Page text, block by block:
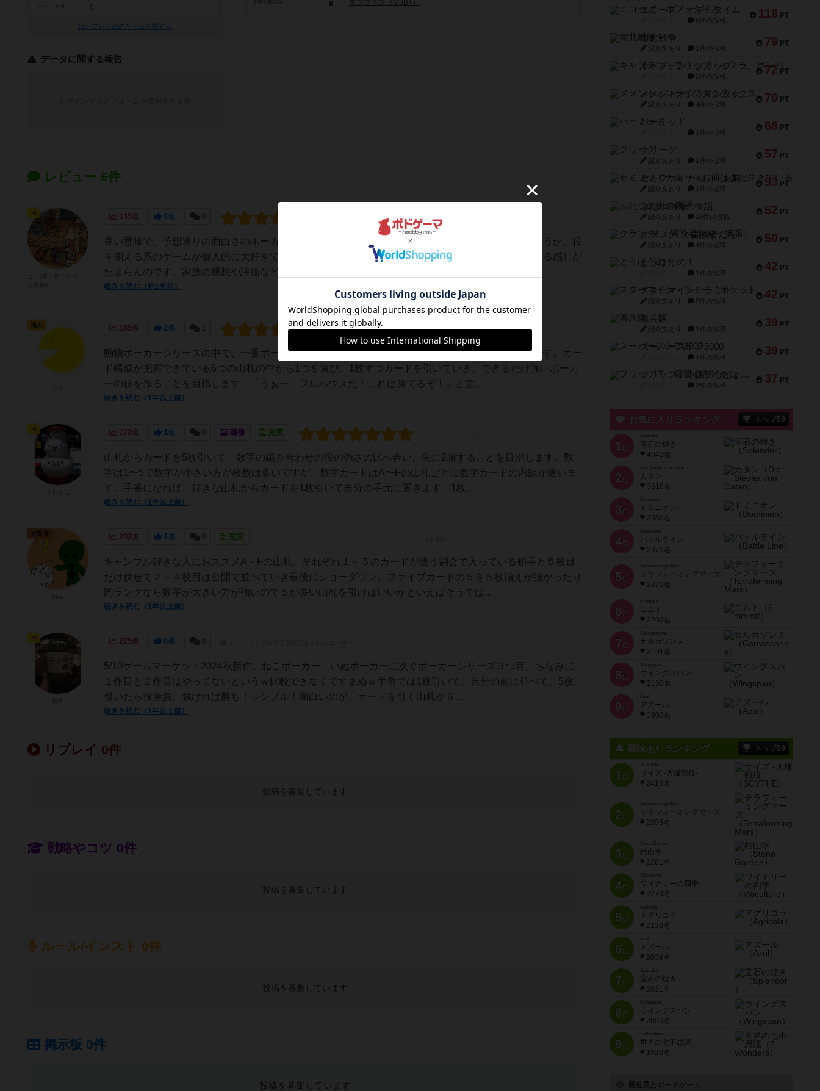
モブプラス（MoB+）
アート・外見 0
似たプレイ感のゲームを探す→
データに関する報告
レビュー 5件
145名 0名 0
良い意味で、予想通りの面白さのポーカーですね。それにしてもポーカーってやっぱり面白い！というか、役
を揃える系のゲームが個人的に大好きです。高い役が揃いそうになる時アドレナリンがぶわーっと出る感じが
たまらんのです。家族の感想や評価などは下記で。
続きを読む（約1年前）
189名 2名 1
動物ポーカーシリーズの中で、一番ポーカーらしいと感じられるゲームでした。シンプルで楽しいです。カー
ド構成が把握できている6つの山札の中から1つを選び、1枚ずつカードを引いていき、できるだけ強いポーカ
ーの役を作ることを目指します。「うぉー、フルハウスだ！これは勝てるぞ！」と意...
続きを読む（1年以上前）
仙人
172名 1名 0 画像 充実
山札からカードを5枚引いて、数字の組み合わせの役の強さの比べ合い、先に2勝することを目指します。数
字は1〜5で数字が小さい方が枚数は多いですが、数字カードはA〜Fの山札ごとに数字カードの内訳が違いま
す。手番になれば、好きな山札からカードを1枚引いて自分の手元に置きます。1枚...
続きを読む（1年以上前）
202名 1名 0 充実
ギャンブル好きな人におススメA～Fの山札、それぞれ１～５のカードが違う割合で入っている初手と５枚目
だけ伏せて２～４枚目は公開で並べていき最後にショーダウン。ファイブカードの５を５枚揃えが強かったり
同ランクなら数字が大きい方が強いので５が多い山札を引けばいいかといえばそうでは...
続きを読む（1年以上前）
大賢者
225名 0名 0
5/10ゲームマーケット2024秋新作。ねこポーカー、いぬポーカーに次ぐポーカーシリーズ３つ目。ちなみに
１作目と２作目はやってないというｗ比較できなくてすまぬｗ手番では1枚引いて、自分の前に並べて、5枚
引いたら役勝負。強ければ勝ち！シンプル！面白いのが、カードを引く山札が６...
続きを読む（1年以上前）
リプレイ 0件
投稿を募集しています
戦略やコツ 0件
投稿を募集しています
ルール/インスト 0件
投稿を募集しています
掲示板 0件
投稿を募集しています
118 PT
エコーズ・オブ・タイム
8件の投稿
79 PT
南北戦争
紹介文あり 1件の投稿
72 PT
キャプテン・フリップ：イスラ・ボンバ
2件の投稿
70 PT
メメントオンラインタクティクス
紹介文あり 4件の投稿
68 PT
パーミッド
1件の投稿
57 PT
クリーグ
紹介文あり 1件の投稿
53 PT
セミファイナル ～お前はまだ生きている～
紹介文あり 1件の投稿
52 PT
ふたつの街の物語
紹介文あり 18件の投稿
50 PT
クランク! ：冒険者たち（拡張）
紹介文あり 4件の投稿
42 PT
とうほうの！
1件の投稿
42 PT
スターマイン・ラミー ポケット
紹介文あり 2件の投稿
39 PT
海兵隊
紹介文あり 1件の投稿
39 PT
スーパーストア3000
1件の投稿
37 PT
フリップ７：復讐心とともに
2件の投稿
お気に入りランキング トップ50
1 位
宝石の煌き
4042名
2 位
Die Siedler von Catan
カタン
3616名
3 位
ドミニオン
2530名
4位
Battle Line
バトルライン
2379名
5 位
Terraforming Mars
テラフォーミングマーズ
2372名
6 位
ニムト
2202名
7 位
Carcassonne
カルカソンヌ
2191名
8 位
Wingspan
ウイングスパン
2150名
9 位
Azul
アズール
1903名
興味ありランキング トップ50
1位
SCYTHE
サイズ -大鎌戦役-
2415名
2位
Terraforming Mars
テラフォーミングマーズ
2396名
3位
Stone Garden
枯山水
2281名
4位
Viticulture
ワイナリーの四季
2273名
5位
Agricola
アグリコラ
2120名
6位
Azul
アズール
2034名
7位
宝石の煌き
2031名
8位
Wingspan
ウイングスパン
2006名
9位
7 Wonders
世界の七不思議
1920名
最近見たボードゲーム